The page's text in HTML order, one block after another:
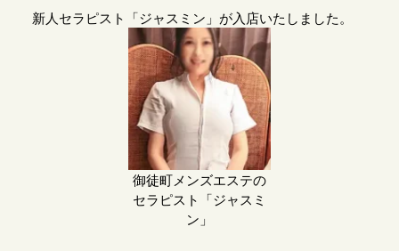
新人セラピスト「ジャスミン」が入店いたしました。
御徒町メンズエステの
セラピスト「ジャスミ
ン」